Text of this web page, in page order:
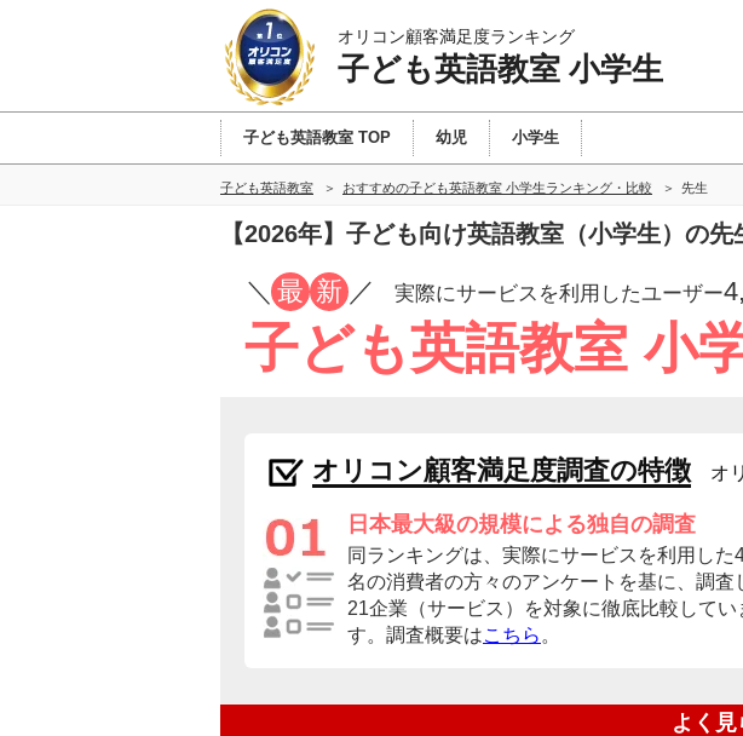
オリコン顧客満足度ランキング
子ども英語教室 小学生
子ども英語教室 TOP 幼児 小学生
子ども英語教室 おすすめの子ども英語教室 小学生ランキング・比較 先生
【2026年】子ども向け英語教室（小学生）の
／ 最 新 ／ 実際にサービスを利用したユーザー
子ども英語教室 小
オリコン顧客満足度調査の特徴 オ
日本最大級の規模による独自の調査
同ランキングは、実際にサービスを利用した
名の消費者の方々のアンケートを基に、調査
21企業（サービス）を対象に徹底比較してい
す。調査概要はこちら 。
よく